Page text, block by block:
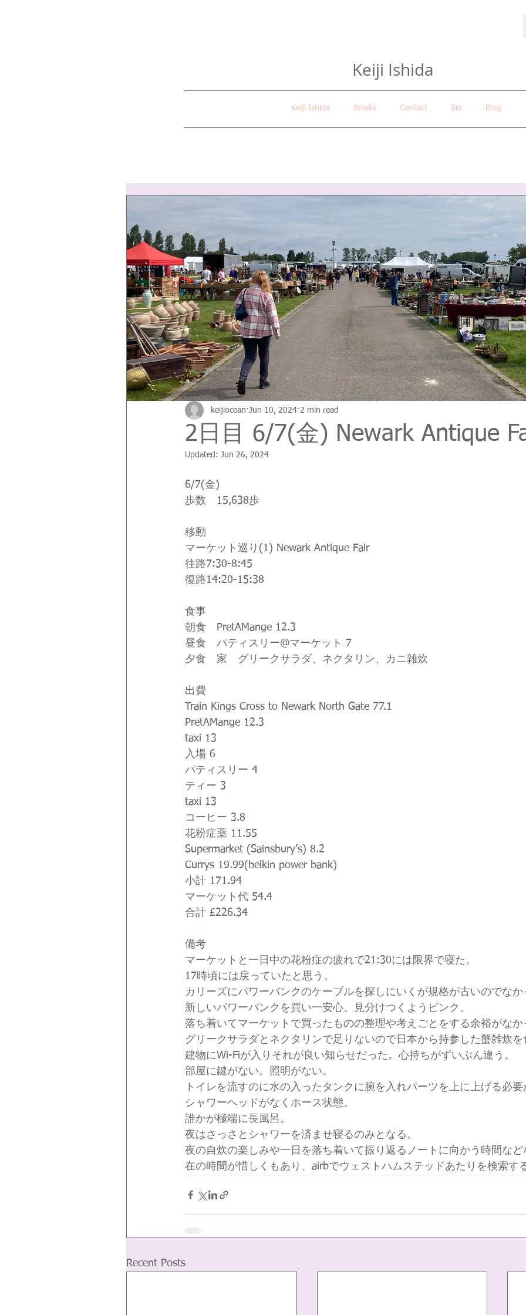
Keiji Ishida
Keiji Ishida Works Contact Bio Blog
2日目 6/7(金) Newark Antique
keijiocean Jun 10, 2024 2 min read
Updated: Jun 26, 2024
6/7(金)
歩数　15,638歩
移動
マーケット巡り(1) Newark Antique Fair
往路7:30-8:45
復路14:20-15:38
食事
朝食　PretAMange 12.3
昼食　パティスリー@マーケット 7
夕食　家　グリークサラダ、ネクタリン、カニ雑炊
出費
Train Kings Cross to Newark North Gate 77.1
PretAMange 12.3
taxi 13
入場 6
パティスリー 4
ティー 3
taxi 13
コーヒー 3.8
花粉症薬 11.55
Supermarket (Sainsbury’s) 8.2
Currys 19.99(belkin power bank)
小計 171.94
マーケット代 54.4
合計 £226.34
備考
マーケットと一日中の花粉症の疲れで21:30には限界で寝た。
17時頃には戻っていたと思う。
カリーズにパワーバンクのケーブルを探しにいくが規格が古いのでなか
新しいパワーバンクを買い一安心。見分けつくようピンク。
落ち着いてマーケットで買ったものの整理や考えごとをする余裕がなか
グリークサラダとネクタリンで足りないので日本から持参した蟹雑炊を
建物にWi-Fiが入りそれが良い知らせだった。心持ちがずいぶん違う。
部屋に鍵がない。照明がない。
トイレを流すのに水の入ったタンクに腕を入れパーツを上に上げる必
シャワーヘッドがなくホース状態。
誰かが極端に長風呂。
夜はさっさとシャワーを済ませ寝るのみとなる。
夜の自炊の楽しみや一日を落ち着いて振り返るノートに向かう時間な
在の時間が惜しくもあり、airbでウェストハムステッドあたりを検索す
Recent Posts